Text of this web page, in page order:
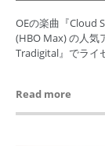
OEの楽曲『Cloud
(HBO Max) の人気
Tradigital』でライ
Read more